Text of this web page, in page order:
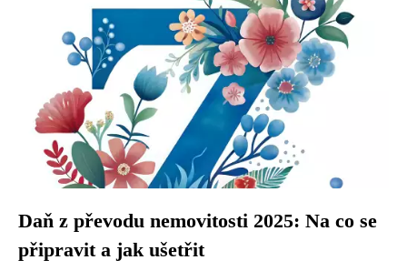
Daň z převodu nemovitosti 2025: Na co se
připravit a jak ušetřit